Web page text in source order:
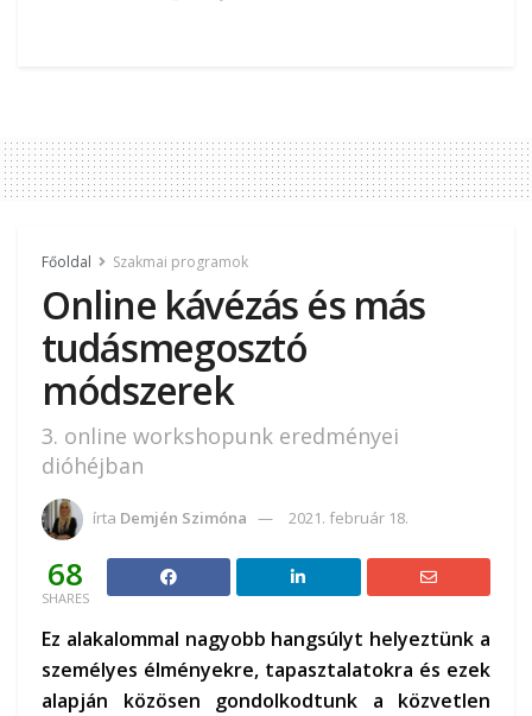
Főoldal Szakmai programok
Online kávézás és más
tudásmegosztó
módszerek
3. online workshopunk eredményei
dióhéjban
írta Demjén Szimóna 2021. február 18.
68
SHARES
Ez alakalommal nagyobb hangsúlyt helyeztünk a
személyes élményekre, tapasztalatokra és ezek
alapján közösen gondolkodtunk a közvetlen